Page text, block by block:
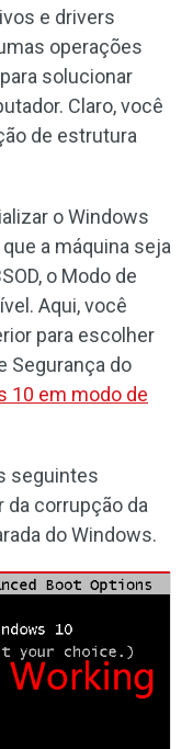
e drivers
operações
solucionar
Claro, você
de estrutura
o Windows
a máquina seja
o Modo de
Aqui, você
para escolher
Segurança do
10 em modo de
seguintes
da corrupção da
do Windows.